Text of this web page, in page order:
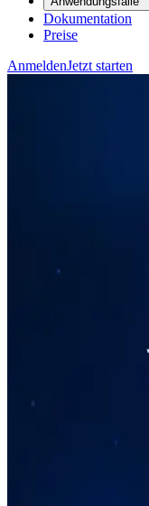
Dokumentation
Preise
AnmeldenJetzt starten